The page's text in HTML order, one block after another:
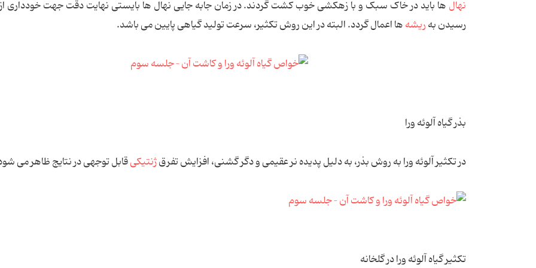
نهال ها باید در خاک سبک و با زهکشی خوب کشت گردند. در زمان جابه جایی نهال ها بایستی نهایت دقت جهت خودداری
رسیدن بهریشهها اعمال گردد. البته در این روش تکثیر، سرعت تولید گیاهی پایین می باشد.
بذر گیاه آلوئه ورا
در تکثیر آلوئه ورا به روش بذر، به دلیل پدیده نر عقیمی و دگر گشنی، افزایش تفرقژنتیکیقابل توجهی در نتایج ظاهر می
تکثیر گیاه آلوئه ورا در گلخانه